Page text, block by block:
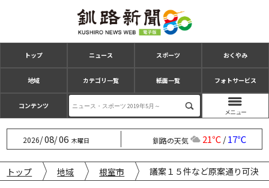
トップ ニュース スポーツ おくやみ
地域 カテゴリ一覧 紙面一覧 フォトサービス
コンテンツ
2026/08/06 木曜日 釧路の天気 21℃/17℃
トップ 地域 根室市 議案１５件など原案通り可決